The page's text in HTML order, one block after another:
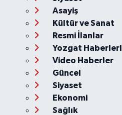
Asayiş
Kültür ve Sanat
Resmi İlanlar
Yozgat Haberleri
Video Haberler
Güncel
Siyaset
Ekonomi
Sağlık